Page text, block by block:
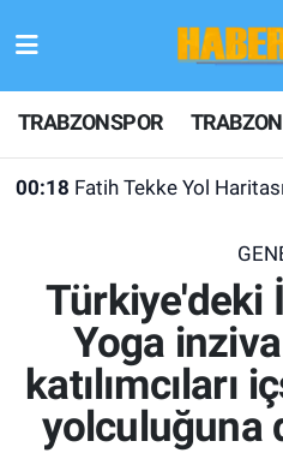
TRABZONSPOR
00:18 Fatih Tekke Yol
Falcorelli'den Kötü
Türkiye'deki
Yoga
katılımcıları
yolculuğuna
TRABZONSPOR
TRABZON GUNDEMI
TRANSFER HABERLERI
KULİS MEYDANI
1461 TRABZON
Hava Durumu
Trafik Durumu
Son Dakika Haberleri
Haber Arşivi